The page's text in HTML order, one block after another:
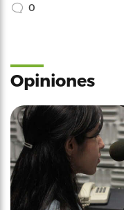
0
Opiniones